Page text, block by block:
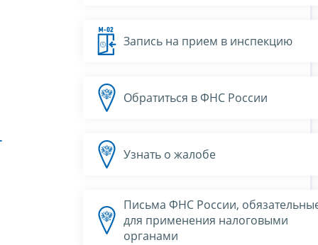
Запись на прием в инспекцию
Обратиться в ФНС России
Узнать о жалобе
Письма ФНС России,
для применения налоговыми
органами